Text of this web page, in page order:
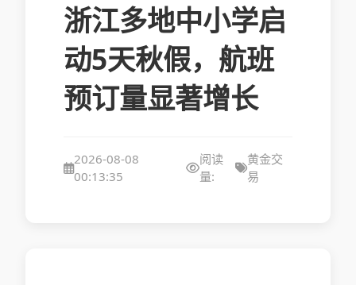
浙江多地中小学启
动5天秋假，航班
预订量显著增长
2026-08-08
00:13:35
阅读
量:
黄金交
易